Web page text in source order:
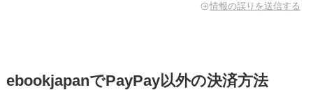
情報の誤りを送信する
ebookjapanでPayPay以外の決済方法